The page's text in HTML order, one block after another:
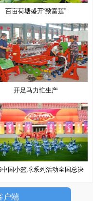
百亩荷塘盛开“致富莲”
开足马力忙生产
中国小篮球系列活动全国总决
户端